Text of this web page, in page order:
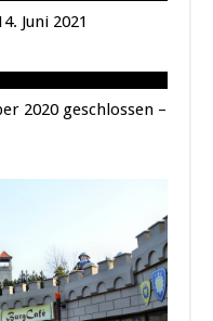
Juni 2021
2020 geschlossen –